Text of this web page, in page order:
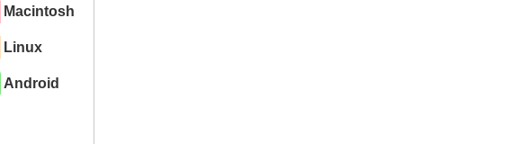
Macintosh
Linux
Android